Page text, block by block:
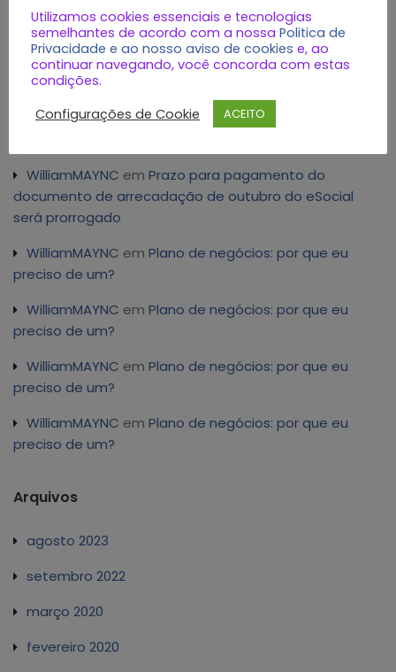
para Simples Nacional
Tabela ISS São Paulo 2020
RAIS – obrigatoriedade e dispensa
WilliamMAYNC em Prazo para pagamento do
documento de arrecadação de outubro do eSocial
será prorrogado
WilliamMAYNC em Plano de negócios: por que eu
preciso de um?
WilliamMAYNC em Plano de negócios: por que eu
preciso de um?
WilliamMAYNC em Plano de negócios: por que eu
preciso de um?
WilliamMAYNC em Plano de negócios: por que eu
preciso de um?
Arquivos
agosto 2023
setembro 2022
março 2020
fevereiro 2020
Utilizamos cookies essenciais e tecnologias
semelhantes de acordo com a nossa Politica de
Privacidade e ao nosso aviso de cookies e, ao
continuar navegando, você concorda com estas
condições.
Configurações de Cookie
ACEITO